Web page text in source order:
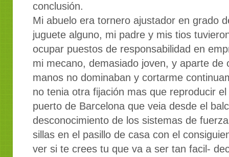
conclusión.
Mi abuelo era tornero ajustador en grado
juguete alguno, mi padre y mis tios
ocupar puestos de responsabilidad en
mi mecano, demasiado joven, y aparte de
manos no dominaban y cortarme
no tenia otra fijación mas que reproducir
puerto de Barcelona que veia desde el
desconocimiento de los sistemas de
sillas en el pasillo de casa con el
ver si te crees tu que va a ser tan facil-